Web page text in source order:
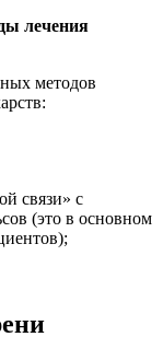
лечения
методов
связи» с
(это в основном